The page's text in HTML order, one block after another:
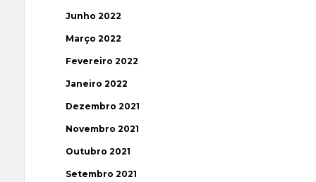
Junho 2022
Março 2022
Fevereiro 2022
Janeiro 2022
Dezembro 2021
Novembro 2021
Outubro 2021
Setembro 2021